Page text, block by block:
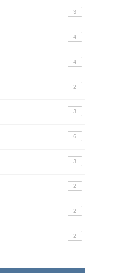
3
4
4
2
3
6
3
2
2
2